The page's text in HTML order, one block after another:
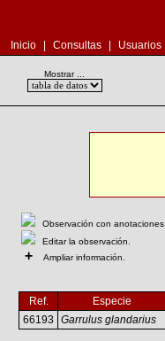
Inicio Consultas Usuarios
Mostrar ...
Observación con
Editar la observación.
+ Ampliar información.
Ref. Especie
66193
Garrulus glandarius